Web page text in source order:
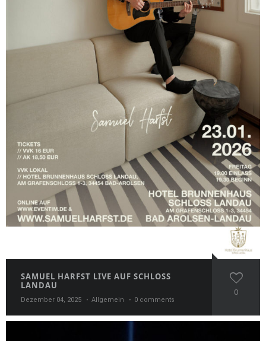
SAMUEL HARFST LIVE AUF SCHLOSS
LANDAU
Dezember 04, 2025 Allgemein 0 comments
0